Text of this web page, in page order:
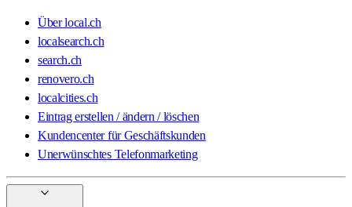
Über local.ch
localsearch.ch
search.ch
renovero.ch
localcities.ch
Eintrag erstellen / ändern / löschen
Kundencenter für Geschäftskunden
Unerwünschtes Telefonmarketing